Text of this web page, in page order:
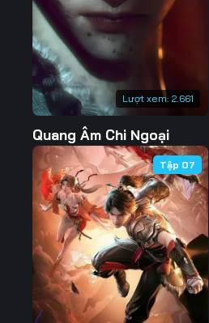
Tập 137
Tập 144
Tập 151 Tập 152
Tập 158
Tập 165 Tập 166
Tập 172 Tập 173
Tập 179 Tập 180
Tập 186 Tập 187
Tập 193 Tập 194
Lượt xem: 2.661
Quang Âm Chi Ngoại
Tập 07